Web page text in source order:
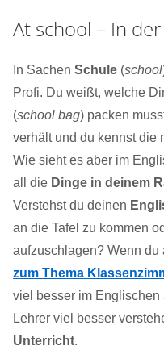
At school – In
In Sachen Schule (school
Profi. Du weißt, welche
(school bag) packen
verhält und du kennst die
Wie sieht es aber im
all die Dinge in deinem
Verstehst du deinen
an die Tafel zu kommen
aufzuschlagen? Wenn du
zum Thema
viel besser im
Lehrer viel besser
Unterricht.